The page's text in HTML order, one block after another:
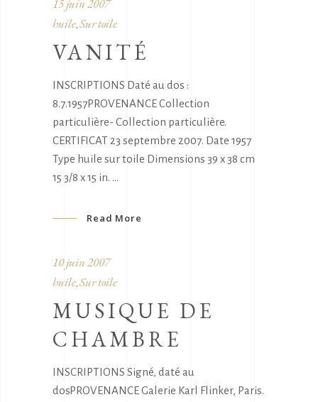
15 juin 2007
huile Sur toile
VANITÉ
INSCRIPTIONS Daté au dos :
8.7.1957PROVENANCE Collection
particulière- Collection particulière.
CERTIFICAT 23 septembre 2007. Date 1957
Type huile sur toile Dimensions 39 x 38 cm
15 3/8 x 15 in.
Read More
10 juin 2007
huile, Sur toile
MUSIQUE DE
CHAMBRE
INSCRIPTIONS Signé, daté au
dosPROVENANCE Galerie Karl Flinker, Paris.